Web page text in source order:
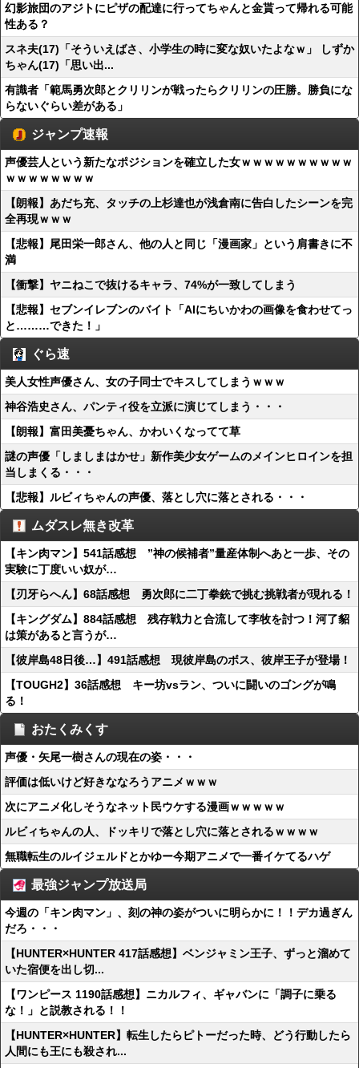
幻影旅団のアジトにピザの配達に行ってちゃんと金貰って帰れる可能
性ある？
スネ夫(17)「そういえばさ、小学生の時に変な奴いたよなｗ」 しずか
ちゃん(17)「思い出...
有識者「範馬勇次郎とクリリンが戦ったらクリリンの圧勝。勝負にな
らないぐらい差がある」
ジャンプ速報
声優芸人という新たなポジションを確立した女ｗｗｗｗｗｗｗｗｗｗ
ｗｗｗｗｗｗｗｗ
【朗報】あだち充、タッチの上杉達也が浅倉南に告白したシーンを完
全再現ｗｗｗ
【悲報】尾田栄一郎さん、他の人と同じ「漫画家」という肩書きに不
満
【衝撃】ヤニねこで抜けるキャラ、74%が一致してしまう
【悲報】セブンイレブンのバイト「AIにちいかわの画像を食わせてっ
と………できた！」
ぐら速
美人女性声優さん、女の子同士でキスしてしまうｗｗｗ
神谷浩史さん、パンティ役を立派に演じてしまう・・・
【朗報】富田美憂ちゃん、かわいくなってて草
謎の声優「しましまはかせ」新作美少女ゲームのメインヒロインを担
当しまくる・・・
【悲報】ルビィちゃんの声優、落とし穴に落とされる・・・
ムダスレ無き改革
【キン肉マン】541話感想 ”神の候補者”量産体制へあと一歩、その
実験に丁度いい奴が…
【刃牙らへん】68話感想 勇次郎に二丁拳銃で挑む挑戦者が現れる！
【キングダム】884話感想 残存戦力と合流して李牧を討つ！河了貂
は策があると言うが…
【彼岸島48日後…】491話感想 現彼岸島のボス、彼岸王子が登場！
【TOUGH2】36話感想 キー坊vsラン、ついに闘いのゴングが鳴
る！
おたくみくす
声優・矢尾一樹さんの現在の姿・・・
評価は低いけど好きななろうアニメｗｗｗ
次にアニメ化しそうなネット民ウケする漫画ｗｗｗｗｗ
ルビィちゃんの人、ドッキリで落とし穴に落とされるｗｗｗｗ
無職転生のルイジェルドとかゆー今期アニメで一番イケてるハゲ
最強ジャンプ放送局
今週の「キン肉マン」、刻の神の姿がついに明らかに！！デカ過ぎん
だろ・・・
【HUNTER×HUNTER 417話感想】ベンジャミン王子、ずっと溜めて
いた宿便を出し切...
【ワンピース 1190話感想】ニカルフィ、ギャバンに「調子に乗る
な！」と説教される！！
【HUNTER×HUNTER】転生したらピトーだった時、どう行動したら
人間にも王にも殺され...